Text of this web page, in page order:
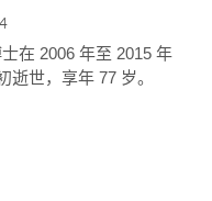
在 2006 年至 2015 年
逝世，享年 77 岁。